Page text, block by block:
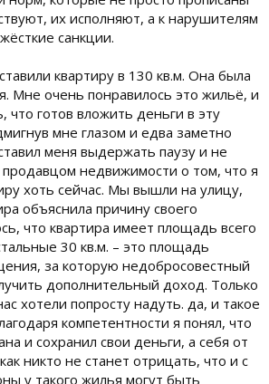
их исполняют, а к нарушителям
санкции.
квартиру в 130 кв.м. Она была
Мне очень понравилось это жильё, и
что готов вложить деньги в эту
мне глазом и едва заметно
меня выдержать паузу и не
недвижимости о том, что я
хоть сейчас. Мы вышли на улицу,
объяснила причину своего
что квартира имеет площадь всего
30 кв.м. – это площадь
за которую недобросовестный
дополнительный доход. Только
хотели попросту надуть. да, и такое
компетентности я понял, что
и сохранил свои деньги, а себя от
никто не станет отрицать, что и с
у такого жилья могут быть